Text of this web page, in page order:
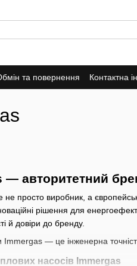
та повернення Контактна
— авторитетний
просто виробник, а
рішення для
й довіри до бренду.
— це інженерна
насосів Immergas